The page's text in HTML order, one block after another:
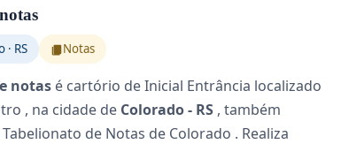
· RS Notas
notas é cartório de Inicial Entrância localizado
, na cidade de Colorado - RS , também
de Notas de Colorado . Realiza